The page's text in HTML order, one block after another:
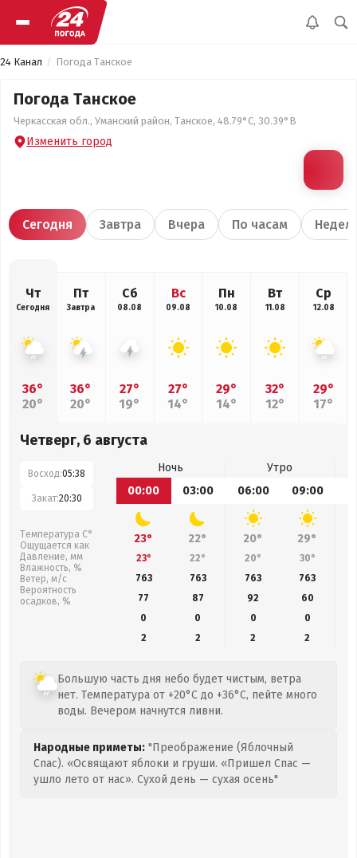
24 Канал Погода Танское
Погода Танское
Черкасская обл., Уманский район, Танское, 48.79°С, 30.39°В
Изменить город
Сегодня Завтра Вчера По часам
Чт
Сегодня
36°
20°
Пт
Завтра
36°
20°
Сб
08.08
27°
19°
Вс
09.08
27°
14°
Пн
10.08
29°
14°
Вт
11.08
32°
12°
Ср
12.08
29°
17°
Четверг, 6 августа
Восход:05:38
Закат:20:30
Температура С°
Ощущается как
Давление, мм
Влажность, %
Ветер, м/с
Вероятность
осадков, %
Ночь
Утро
00:00
03:00 06:00 09:00
23° 22° 20° 29°
23° 22° 20° 30°
763
763 763 763
77
87 92 60
0
0 0
0
2
2 2 2
Большую часть дня небо будет чистым, ветра
нет. Температура от +20°C до +36°C, пейте много
воды. Вечером начнутся ливни.
Народные приметы: "Преображение (Яблочный
Спас). «Освящают яблоки и груши. «Пришел Спас —
ушло лето от нас». Сухой день — сухая осень"